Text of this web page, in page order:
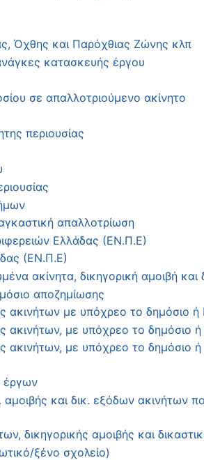
Όχθης και Παρόχθιας Ζώνης κλπ
κατασκευής έργου
σε απαλλοτριούμενο ακίνητο
περιουσίας
απαλλοτρίωση
Ελλάδας (ΕΝ.Π.Ε)
(ΕΝ.Π.Ε)
ακίνητα, δικηγορική αμοιβή και
αποζημίωσης
ακινήτων με υπόχρεο το δημόσιο
με υπόχρεο το δημόσιο
ακινήτων, με υπόχρεο το
έργων
και δικ. εξόδων ακινήτων
δικηγορικής αμοιβής και
ξένο σχολείο)